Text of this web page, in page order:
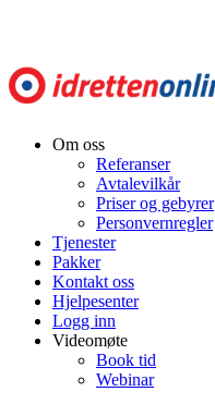
Om oss
Referanser
Avtalevilkår
Priser og gebyrer
Personvernregler
Tjenester
Pakker
Kontakt oss
Hjelpesenter
Logg inn
Videomøte
Book tid
Webinar